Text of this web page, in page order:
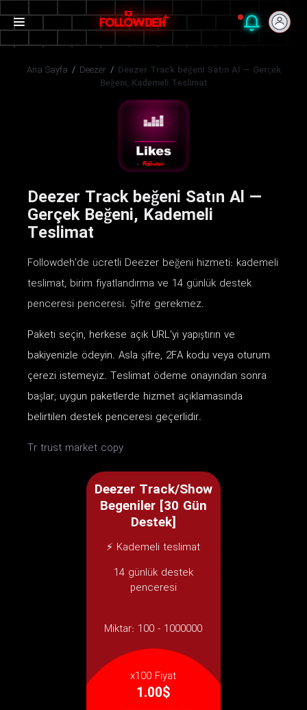
Ana Sayfa / Deezer / Deezer Track beğeni Satın Al — Gerçek
Beğeni, Kademeli Teslimat
Deezer Track beğeni Satın Al —
Gerçek Beğeni, Kademeli
Teslimat
Followdeh'de ücretli Deezer beğeni hizmeti: kademeli
teslimat, birim fiyatlandırma ve 14 günlük destek
penceresi penceresi. Şifre gerekmez.
Paketi seçin, herkese açık URL'yi yapıştırın ve
bakiyenizle ödeyin. Asla şifre, 2FA kodu veya oturum
çerezi istemeyiz. Teslimat ödeme onayından sonra
başlar; uygun paketlerde hizmet açıklamasında
belirtilen destek penceresi geçerlidir.
Tr trust market copy
Deezer Track/Show
Begeniler [30 Gün
Destek]
⚡ Kademeli teslimat
14 günlük destek
penceresi
Miktar: 100 - 1000000
x100 Fiyat
1.00$